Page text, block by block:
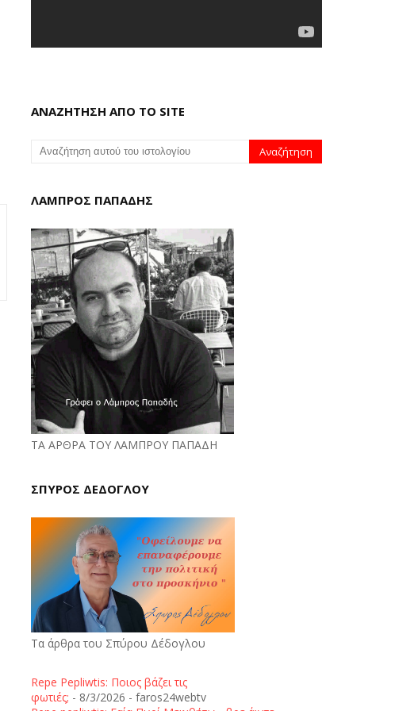
ΑΝΑΖΗΤΗΣΗ ΑΠΟ ΤΟ SITE
ΛΑΜΠΡΟΣ ΠΑΠΑΔΗΣ
ΤΑ ΑΡΘΡΑ ΤΟΥ ΛΑΜΠΡΟΥ ΠΑΠΑΔΗ
ΣΠΥΡΟΣ ΔΕΔΟΓΛΟΥ
Τα άρθρα του Σπύρου Δέδογλου
Repe Pepliwtis: Ποιος βάζει τις
φωτιές; - 8/3/2026 - faros24webtv